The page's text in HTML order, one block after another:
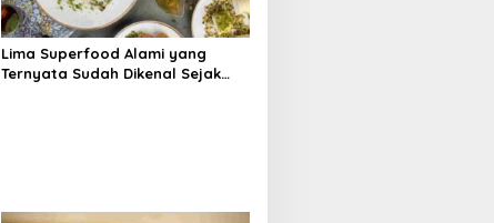
Lima Superfood Alami yang
Ternyata Sudah Dikenal Sejak